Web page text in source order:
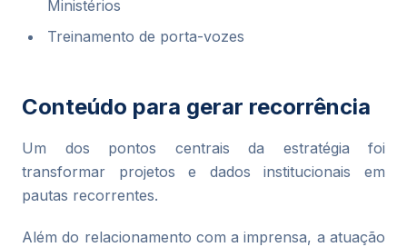
Ministérios
Treinamento de porta-vozes
Conteúdo para gerar recorrência
Um dos pontos centrais da estratégia foi
transformar projetos e dados institucionais em
pautas recorrentes.
Além do relacionamento com a imprensa, a atuação